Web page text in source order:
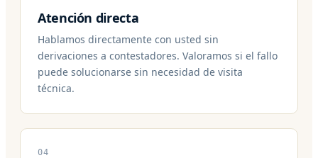
Atención directa
Hablamos directamente con usted sin
derivaciones a contestadores. Valoramos si el fallo
puede solucionarse sin necesidad de visita
técnica.
04